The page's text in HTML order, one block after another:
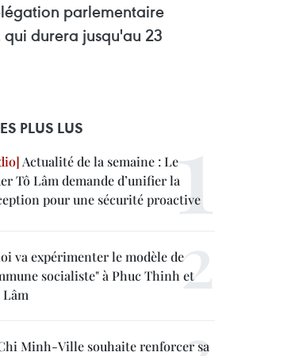
parlementaire
durera jusqu'au 23
PLUS LUS
Actualité de la semaine : Le
Tô Lâm demande d’unifier la
pour une sécurité proactive
va expérimenter le modèle de
socialiste" à Phuc Thinh et
Minh-Ville souhaite renforcer sa